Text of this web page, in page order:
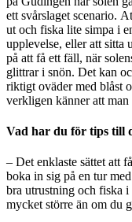
ett svårslaget scenario.
ut och fiska lite simpa i
upplevelse, eller att sitta
på att få ett fäll, när
glittrar i snön. Det kan
riktigt oväder med blåst
verkligen känner att man
Vad har du för tips till
– Det enklaste sättet att
boka in sig på en tur
bra utrustning och fiska i
mycket större än om du